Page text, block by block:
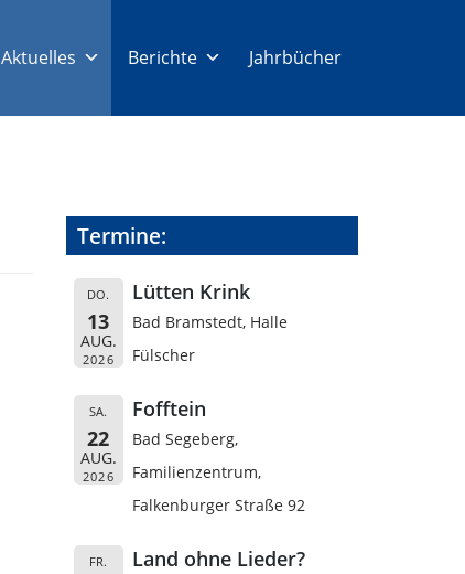
Aktuelles Berichte Jahrbücher
Termine:
DO.
13
AUG.
2026
Lütten Krink
Bad Bramstedt, Halle
Fülscher
SA.
22
AUG.
2026
Fofftein
Bad Segeberg,
Familienzentrum,
Falkenburger Straße 92
FR. Land ohne Lieder?